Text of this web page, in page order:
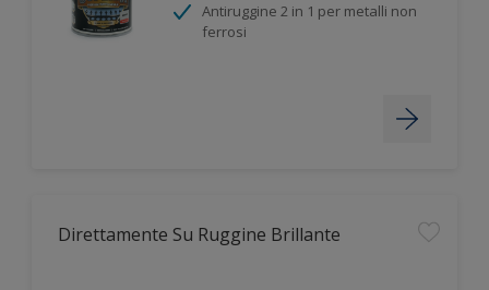
Antiruggine 2 in 1 per metalli non
ferrosi
Direttamente Su Ruggine Brillante